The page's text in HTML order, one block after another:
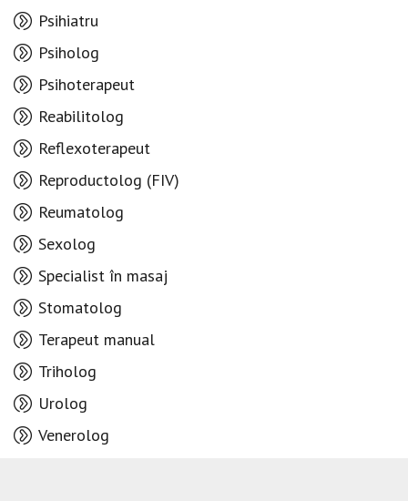
Psihiatru
Psiholog
Psihoterapeut
Reabilitolog
Reflexoterapeut
Reproductolog (FIV)
Reumatolog
Sexolog
Specialist în masaj
Stomatolog
Terapeut manual
Triholog
Urolog
Venerolog